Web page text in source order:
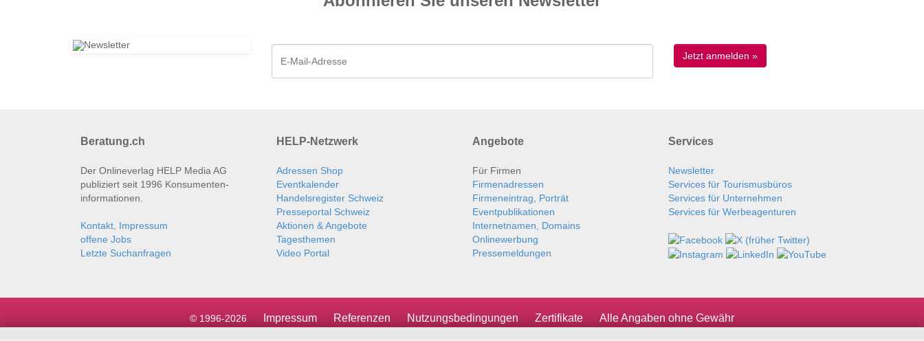
Beratung.ch
Der Onlineverlag HELP Media AG
publiziert seit 1996 Konsumenten­
informationen.
Kontakt, Impressum
offene Jobs
Letzte Suchanfragen
HELP-Netzwerk
Adressen Shop
Eventkalender
Handelsregister Schweiz
Presseportal Schweiz
Aktionen & Angebote
Tagesthemen
Video Portal
Angebote
Für Firmen
Firmenadressen
Firmeneintrag, Porträt
Eventpublikationen
Internetnamen, Domains
Onlinewerbung
Pressemeldungen
Services
Newsletter
Services für Tourismusbüros
Services für Unternehmen
Services für Werbeagenturen
© 1996-2026 Impressum Referenzen Nutzungsbedingungen Zertifikate Alle Angaben ohne Gewähr